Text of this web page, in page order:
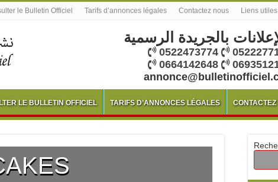
le Bulletin Officiel Tarifs d’annonces légales Contactez nous Liens utiles
بالجريدة الرسمية
0522473774
0664142648
LE BULLETIN OFFICIEL TARIFS D’ANNONCES LÉGALES CONTACTEZ